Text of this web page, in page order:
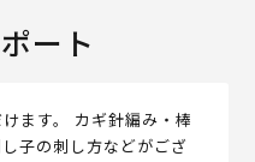
ート
ます。 カギ針編み・棒
子の刺し方などがござ